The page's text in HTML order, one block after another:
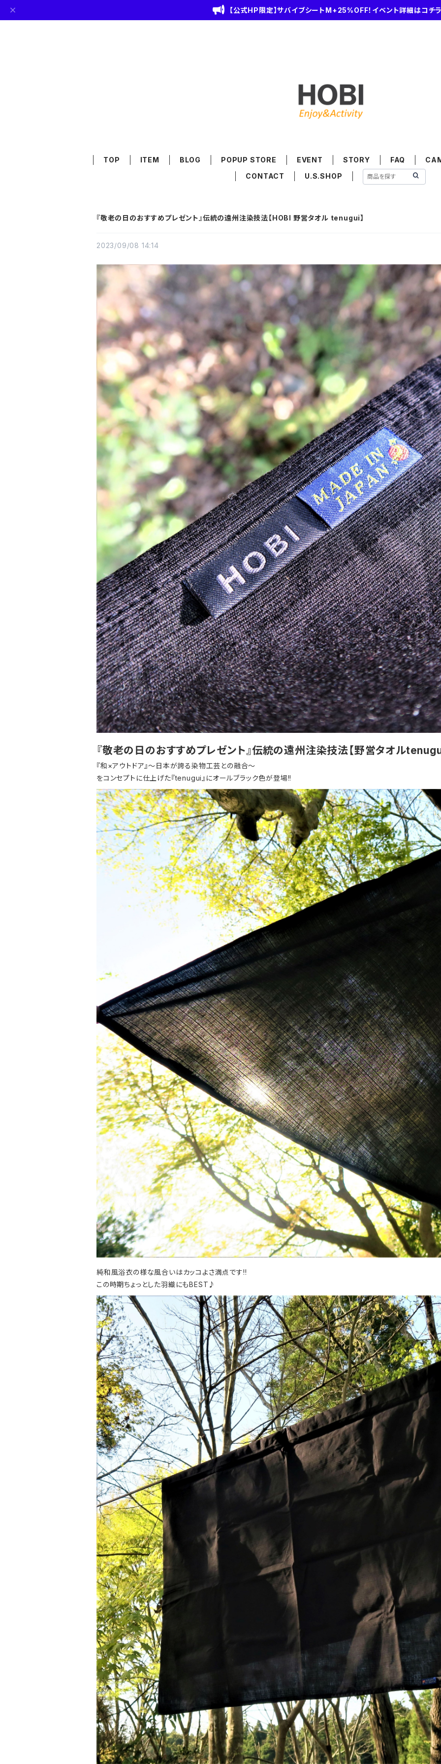
【公式HP限定】サバイブシートM+25%OFF！イベント詳細はコチ
TOP ITEM BLOG POPUP STORE EVENT STORY FAQ
CONTACT
U.S.SHOP
『敬老の日のおすすめプレゼント』伝統の遠州注染技法【HOBI 野営タオル tenugui】
2023/09/08 14:14
『敬老の日のおすすめプレゼント』伝統の遠州注染技法【野営タオル
『和×アウトドア』～日本が誇る染物工芸との融合～
をコンセプトに仕上げた『tenugui』にオールブラック色が登場!!
純和風浴衣の様な風合いはカッコよさ満点です!!
この時期ちょっとした羽織にもBEST♪